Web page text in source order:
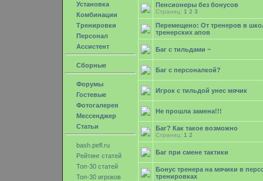
Установка
Комбинации
Тренировки
Персонал
Ассистент
Сборные
Форумы
Гостевые
Фотогалерея
Мессенджер
Статьи
bash.pefl.ru
Рейтинг статей
Топ-30 статей
Топ-30 игроков
Пенсионеры без бонусов
Страниц: 1 2 3
Перемещено: От тренеров в
тренерских апов
Баг с тильдами ~
Баг с персоналкой?
Игрок с тильдой унес мячик
Не прошла замена!!!
Баг? Как такое возможно
Страниц: 1 2
Баг при смене тактики
Бонус тренера на мячики в
тренировках